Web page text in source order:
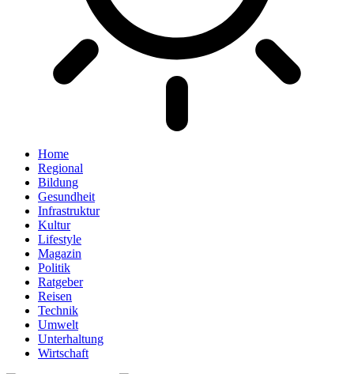
Home
Regional
Bildung
Gesundheit
Infrastruktur
Kultur
Lifestyle
Magazin
Politik
Ratgeber
Reisen
Technik
Umwelt
Unterhaltung
Wirtschaft